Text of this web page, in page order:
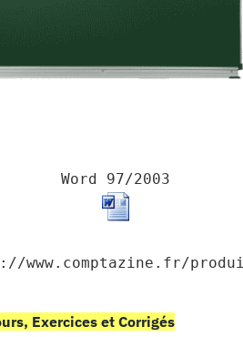
Word 97/2003
Exercices et Corrigés